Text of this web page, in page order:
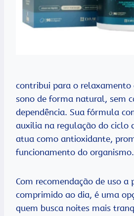
contribui para o relaxamento
sono de forma natural, sem
dependência. Sua fórmula
auxilia na regulação do ciclo
atua como antioxidante,
funcionamento do organismo.
Com recomendação de uso a
comprimido ao dia, é uma
quem busca noites mais